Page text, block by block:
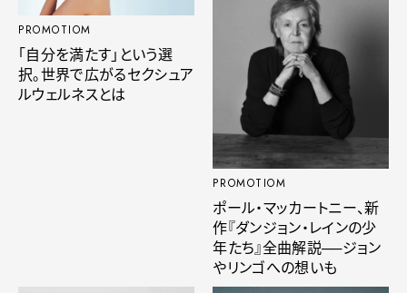
PROMOTIOM
「自分を満たす」という選
択。世界で広がるセクシュア
ルウェルネスとは
PROMOTIOM
ポール・マッカートニー、新
作『ダンジョン・レインの少
年たち』全曲解説──ジョン
やリンゴへの想いも